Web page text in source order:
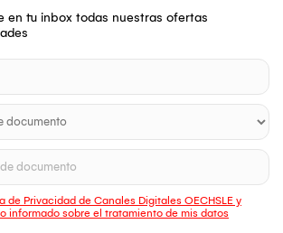
en tu inbox todas nuestras ofertas
de Privacidad de Canales Digitales OECHSLE y
informado sobre el tratamiento de mis datos